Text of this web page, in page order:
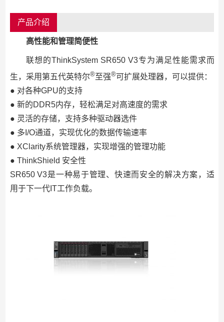
产品介绍
高性能和管理简便性
联想的ThinkSystem SR650 V3专为满足性能需求而
生，采用第五代英特尔®至强®可扩展处理器，可以提供：
● 对各种GPU的支持
● 新的DDR5内存，轻松满足对高速度的需求
● 灵活的存储，支持多种驱动器选件
● 多I/O通道，实现优化的数据传输速率
● XClarity系统管理器，实现增强的管理功能
● ThinkShield 安全性
SR650 V3是一种易于管理、快速而安全的解决方案，适
用于下一代IT工作负载。